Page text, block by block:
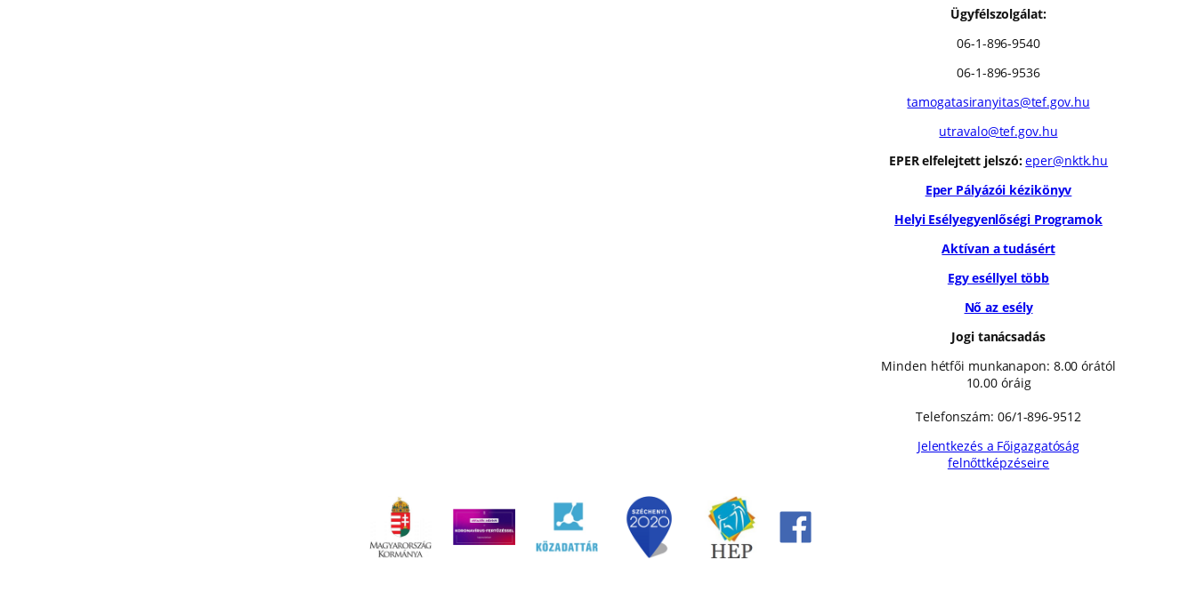
Ügyfélszolgálat:
06-1-896-9540
06-1-896-9536
tamogatasiranyitas@tef.gov.hu
utravalo@tef.gov.hu
EPER elfelejtett jelszó: eper@nktk.hu
Eper Pályázói kézikönyv
Helyi Esélyegyenlőségi Programok
Aktívan a tudásért
Egy eséllyel több
Nő az esély
Jogi tanácsadás
Minden hétfői munkanapon: 8.00 órától
10.00 óráig
Telefonszám: 06/1-896-9512
Jelentkezés a Főigazgatóság
felnőttképzéseire